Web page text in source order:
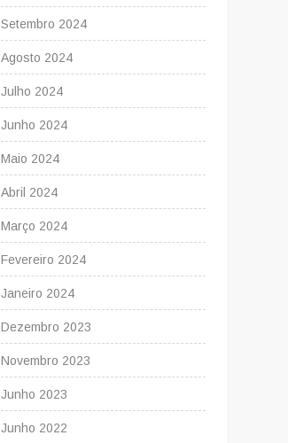
Setembro 2024
Agosto 2024
Julho 2024
Junho 2024
Maio 2024
Abril 2024
Março 2024
Fevereiro 2024
Janeiro 2024
Dezembro 2023
Novembro 2023
Junho 2023
Junho 2022